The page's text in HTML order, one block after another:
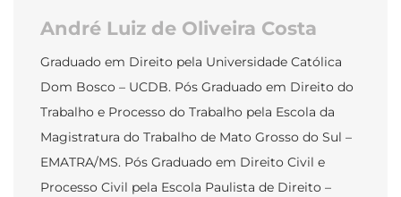
André Luiz de Oliveira Costa
Graduado em Direito pela Universidade Católica
Dom Bosco – UCDB. Pós Graduado em Direito do
Trabalho e Processo do Trabalho pela Escola da
Magistratura do Trabalho de Mato Grosso do Sul –
EMATRA/MS. Pós Graduado em Direito Civil e
Processo Civil pela Escola Paulista de Direito –